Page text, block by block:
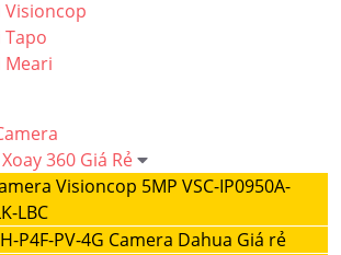
Visioncop
Tapo
Meari
360 Giá Rẻ
Visioncop 5MP VSC-IP0950A-
LBC
P4F-PV-4G Camera Dahua Giá rẻ